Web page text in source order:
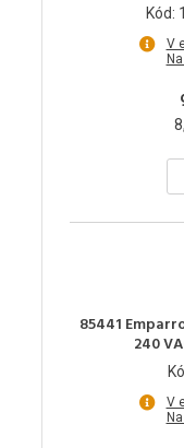
Kód:
V
85441
240
V